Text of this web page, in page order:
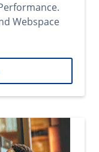
Webspace